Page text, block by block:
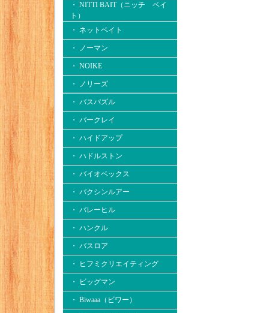
・ NITTI BAIT（ニッチ ベイ
ト）
・ ネットベイト
・ ノーマン
・ NOIKE
・ ノリーズ
・ バスパズル
・ バークレイ
・ ハイドアップ
・ ハドルストン
・ バイオベックス
・ バクシンルアー
・ バレーヒル
・ ハンクル
・ バスロア
・ ヒフミクリエイティング
・ ビッグマン
・ Biwaaa（ビワー）